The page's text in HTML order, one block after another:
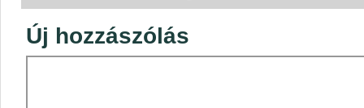
Új hozzászólás